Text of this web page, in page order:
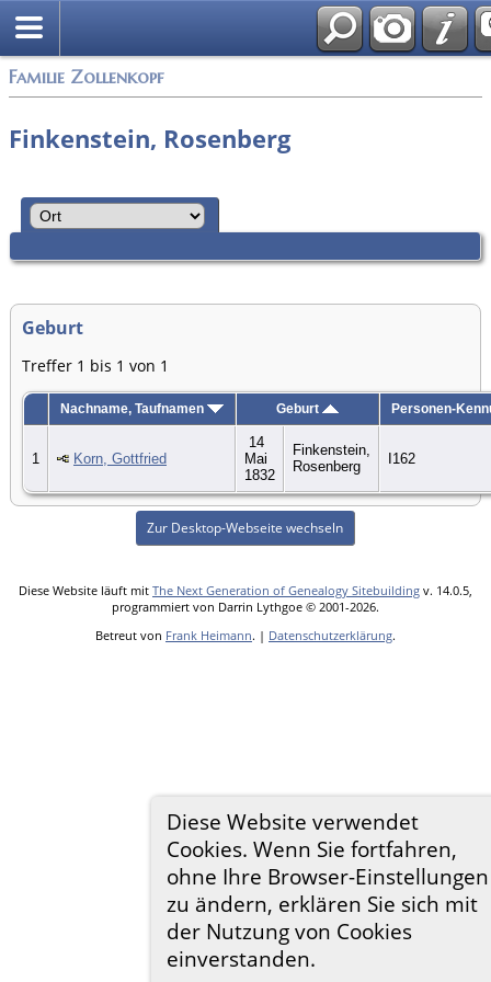
Familie Zollenkopf
Diese Website verwendet
Cookies. Wenn Sie fortfahren,
ohne Ihre Browser-Einstellungen
zu ändern, erklären Sie sich mit
der Nutzung von Cookies
einverstanden.
Finkenstein, Rosenberg
Geburt
Treffer 1 bis 1 von 1
Nachname, Taufnamen Geburt Personen-
1 Korn, Gottfried
14
Mai
1832
Finkenstein,
Rosenberg
I162
Zur Desktop-Webseite wechseln
Diese Website läuft mit The Next Generation of Genealogy Sitebuilding v. 14.0.5,
programmiert von Darrin Lythgoe © 2001-2026.
Betreut von Frank Heimann. | Datenschutzerklärung.